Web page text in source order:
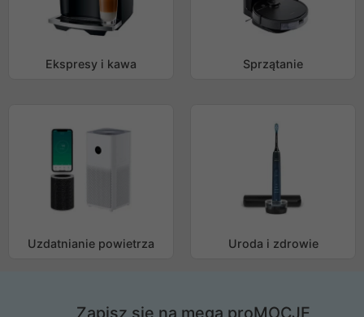
Ekspresy i kawa Sprzątanie
Uzdatnianie powietrza Uroda i zdrowie
Zapisz się na mega proMOCJE